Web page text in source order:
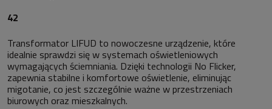
42
Transformator LIFUD to nowoczesne urządzenie, które
idealnie sprawdzi się w systemach oświetleniowych
wymagających ściemniania. Dzięki technologii No Flicker,
zapewnia stabilne i komfortowe oświetlenie, eliminując
migotanie, co jest szczególnie ważne w przestrzeniach
biurowych oraz mieszkalnych.